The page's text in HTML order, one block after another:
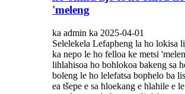
'meleng
ka admin ka 2025-04-01
Selelekela Lefapheng la ho lokisa
ka nepo le ho felloa ke metsi
lihlahisoa ho bohlokoa bakeng sa
boleng le ho lelefatsa bophelo ba
ea tšepe e sa hloekang e hlahile e